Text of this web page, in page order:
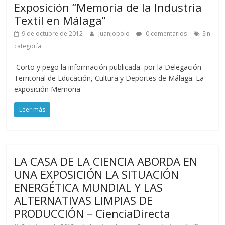
Exposición “Memoria de la Industria
Textil en Málaga”
9 de octubre de 2012 Juanjopolo 0 comentarios
Sin
categoría
Corto y pego la información publicada por la Delegación
Territorial de Educación, Cultura y Deportes de Málaga: La
exposición Memoria
Leer más
LA CASA DE LA CIENCIA ABORDA EN
UNA EXPOSICIÓN LA SITUACIÓN
ENERGÉTICA MUNDIAL Y LAS
ALTERNATIVAS LIMPIAS DE
PRODUCCIÓN – CienciaDirecta